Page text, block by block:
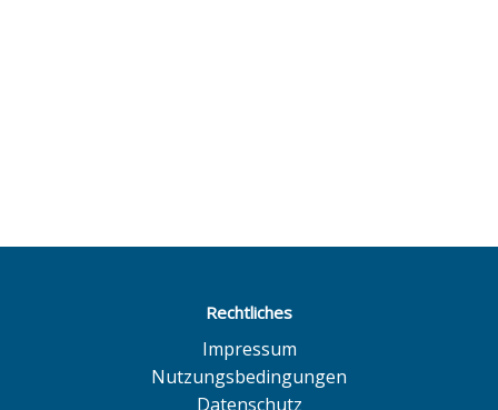
Rechtliches
Impressum
Nutzungsbedingungen
Datenschutz